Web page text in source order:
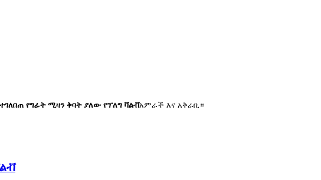
የግፊት ሚዛን ቅባት ያለው የፕለግ ቫልቭአምራች እና አቅራቢ።